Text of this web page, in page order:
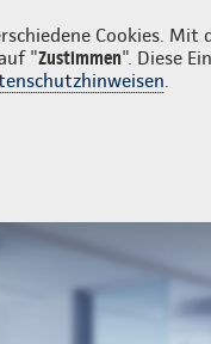
Cookies.
"Zustimmen". Diese
.